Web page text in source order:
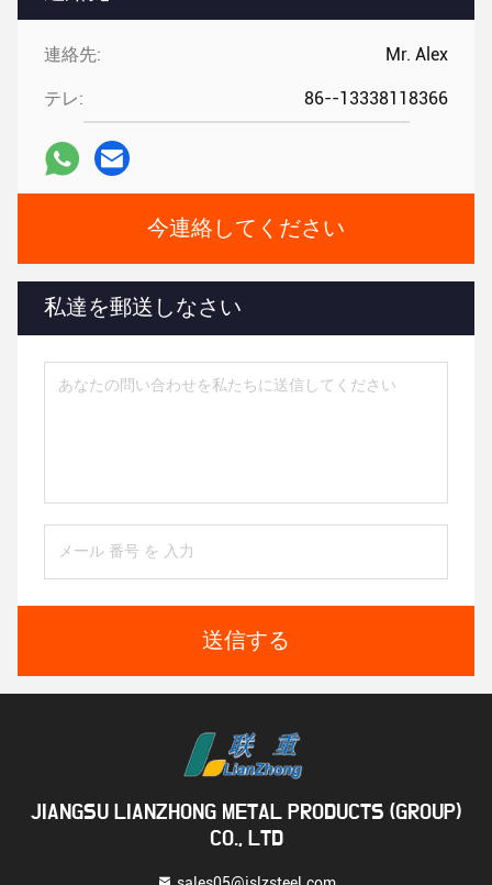
連絡先: Mr. Alex
テレ: 86--13338118366
今連絡してください
私達を郵送しなさい
送信する
JIANGSU LIANZHONG METAL PRODUCTS (GROUP)
CO., LTD